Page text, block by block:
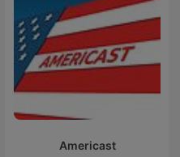
Americast